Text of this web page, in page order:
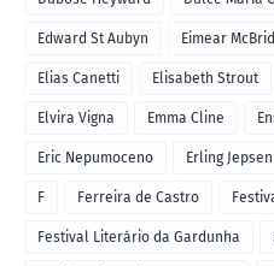
Edward St Aubyn Eimear
Elias Canetti Elisabeth Strout
Elvira Vigna Emma Cline
Eric Nepumoceno Erling Jepsen
F Ferreira de Castro
Festival Literário da Gardunha